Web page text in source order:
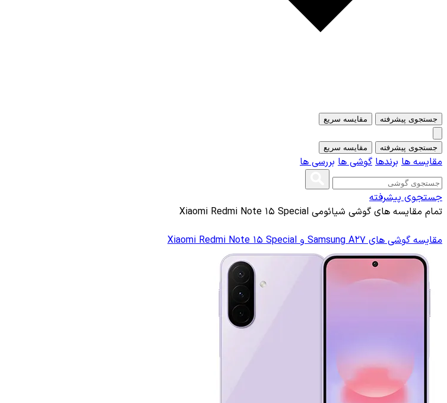
جستجوی پیشرفته مقایسه سریع
جستجوی پیشرفته مقایسه سریع
مقایسه ها برندها گوشی ها بررسی ها
جستجوی پیشرفته
تمام مقایسه های گوشی شیائومی Xiaomi Redmi Note 15 Special
مقایسه گوشی های Samsung A27 و Xiaomi Redmi Note 15 Special